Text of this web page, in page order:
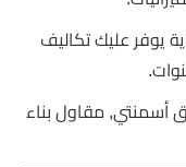
يوفر عليك تكاليف
أسمنتي, مقاول بناء